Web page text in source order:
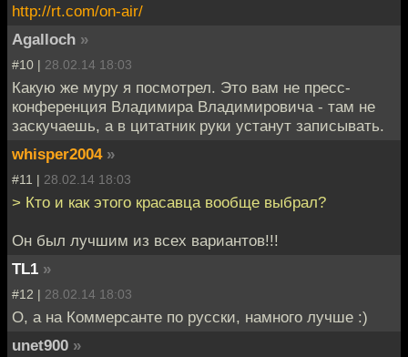
http://rt.com/on-air/
Agalloch »
#10 | 28.02.14 18:03
Какую же муру я посмотрел. Это вам не пресс-
конференция Владимира Владимировича - там не
заскучаешь, а в цитатник руки устанут записывать.
whisper2004 »
#11 | 28.02.14 18:03
> Кто и как этого красавца вообще выбрал?
Он был лучшим из всех вариантов!!!
TL1 »
#12 | 28.02.14 18:03
О, а на Коммерсанте по русски, намного лучше :)
unet900 »